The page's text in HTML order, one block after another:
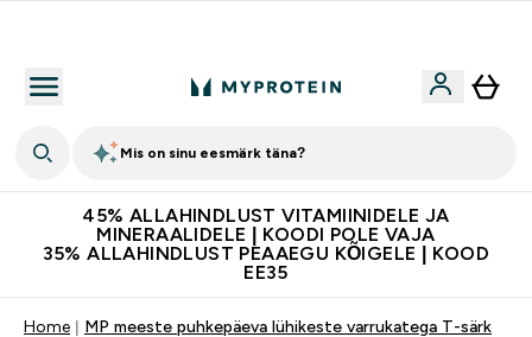
Mis on sinu eesmärk täna?
45% ALLAHINDLUST VITAMIINIDELE JA
MINERAALIDELE | KOODI POLE VAJA
35% ALLAHINDLUST PEAAEGU KÕIGELE | KOOD
EE35
Home MP meeste puhkepäeva lühikeste varrukatega T-särk